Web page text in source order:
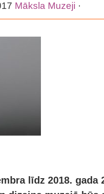
Māksla Muzeji ·
līdz 2018. gada